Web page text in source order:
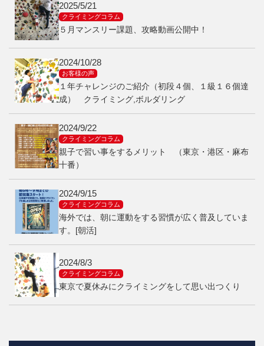
2025/5/21
クライミングコラム
５月マンスリー課題、攻略動画公開中！
2024/10/28
お客様の声
１年チャレンジのご紹介（初段４個、１級１６個達
成） クライミング,ボルダリング
2024/9/22
クライミングコラム
親子で習い事をするメリット （東京・港区・麻布
十番）
2024/9/15
クライミングコラム
海外では、朝に運動をする習慣が広く普及していま
す。[朝活]
2024/8/3
クライミングコラム
東京で夏休みにクライミングをして思い出つくり